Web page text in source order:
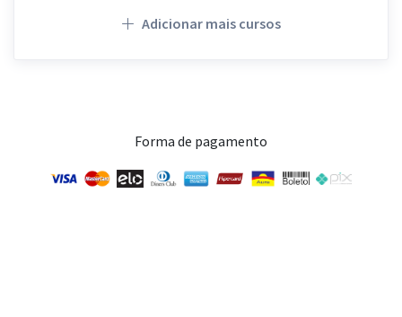
Adicionar mais cursos
Forma de pagamento